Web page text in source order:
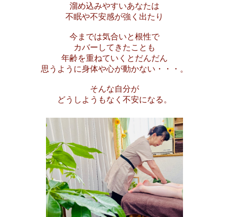
溜め込みやすいあなたは
不眠や不安感が強く出たり
今までは気合いと根性で
カバーしてきたことも
年齢を重ねていくとだんだん
思うように身体や心が動かない・・・。
そんな自分が
どうしようもなく不安になる。